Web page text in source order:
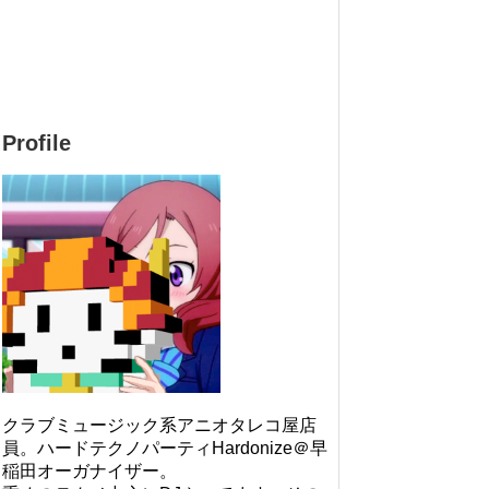
Profile
クラブミュージック系アニオタレコ屋店
員。ハードテクノパーティHardonize＠早
稲田オーガナイザー。